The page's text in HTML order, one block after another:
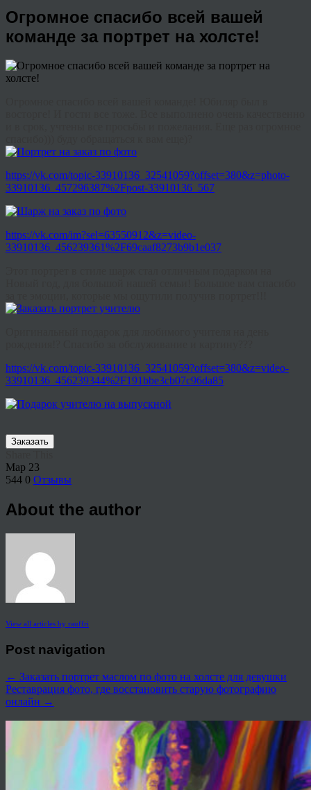
Огромное спасибо всей вашей
команде за портрет на холсте!
https://vk.com/topic-33910136_32541059?offset=380&z=photo-
33910136_457296387%2Fpost-33910136_567
https://vk.com/im?sel=63550912&z=video-
33910136_456239361%2F69caaf8273b9b1e037
https://vk.com/topic-33910136_32541059?offset=380&z=video-
33910136_456239344%2F191bbe3cb07c96da85
Заказать
Мар 23
544 0 Отзывы
About the author
View all articles by rauffri
Post navigation
← Заказать портрет маслом по фото на холсте для девушки
Реставрация фото, где восстановить старую фотографию
онлайн →